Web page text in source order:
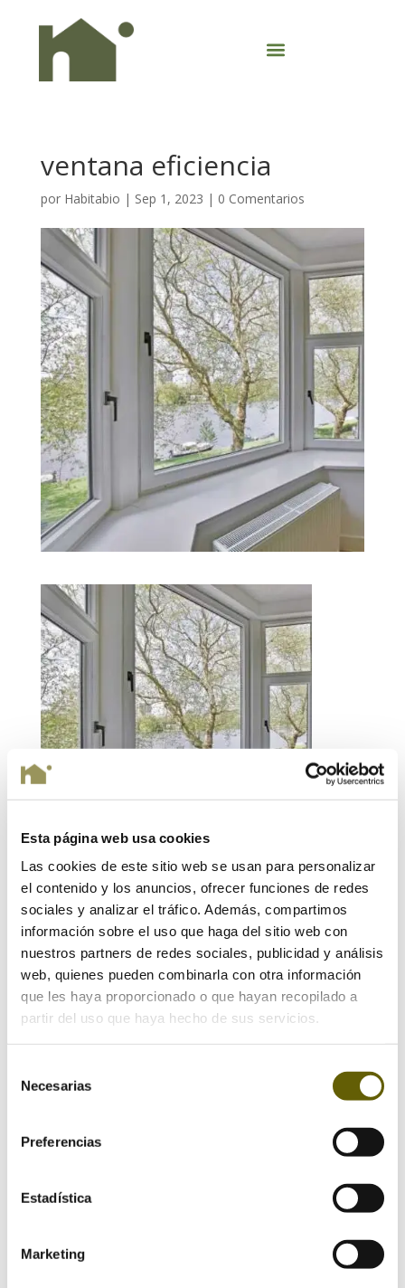
Esta página web usa cookies
Las cookies de este sitio web se usan para personalizar
el contenido y los anuncios, ofrecer funciones de redes
sociales y analizar el tráfico. Además, compartimos
información sobre el uso que haga del sitio web con
nuestros partners de redes sociales, publicidad y análisis
web, quienes pueden combinarla con otra información
que les haya proporcionado o que hayan recopilado a
partir del uso que haya hecho de sus servicios.
Necesarias
Preferencias
Estadística
Marketing
ventana eficiencia
por Habitabio | Sep 1, 2023 | 0 Comentarios
Enviar comentario
Tu dirección de correo electrónico no será publicada.
Los campos obligatorios están marcados con*